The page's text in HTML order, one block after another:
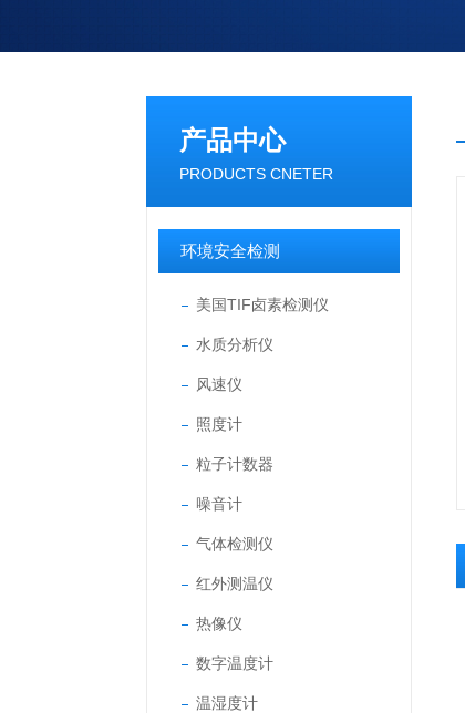
产品中心
PRODUCTS CNETER
环境安全检测
美国TIF卤素检测仪
水质分析仪
风速仪
照度计
粒子计数器
噪音计
气体检测仪
红外测温仪
热像仪
数字温度计
温湿度计